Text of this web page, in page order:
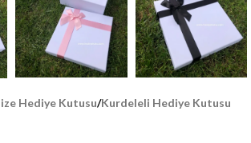
Hediye Kutusu/Kurdeleli Hediye Kutusu